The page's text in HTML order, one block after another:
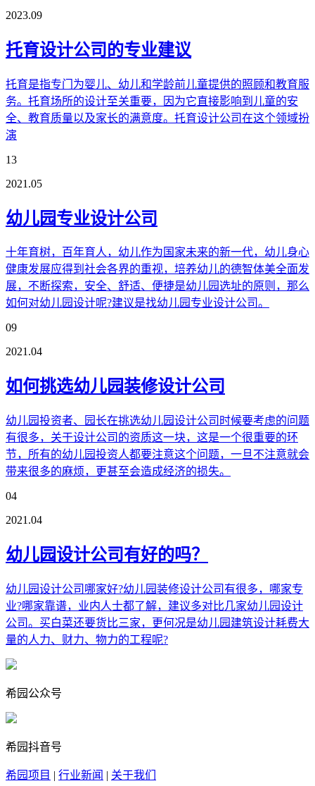
2023.09
托育设计公司的专业建议
托育是指专门为婴儿、幼儿和学龄前儿童提供的照顾和教育服
务。托育场所的设计至关重要，因为它直接影响到儿童的安
全、教育质量以及家长的满意度。托育设计公司在这个领域扮
演
13
2021.05
幼儿园专业设计公司
十年育树，百年育人，幼儿作为国家未来的新一代，幼儿身心
健康发展应得到社会各界的重视，培养幼儿的德智体美全面发
展，不断探索，安全、舒适、便捷是幼儿园选址的原则，那么
如何对幼儿园设计呢?建议是找幼儿园专业设计公司。
09
2021.04
如何挑选幼儿园装修设计公司
幼儿园投资者、园长在挑选幼儿园设计公司时候要考虑的问题
有很多，关于设计公司的资质这一块，这是一个很重要的环
节，所有的幼儿园投资人都要注意这个问题，一旦不注意就会
带来很多的麻烦，更甚至会造成经济的损失。
04
2021.04
幼儿园设计公司有好的吗？
幼儿园设计公司哪家好?幼儿园装修设计公司有很多，哪家专
业?哪家靠谱，业内人士都了解，建议多对比几家幼儿园设计
公司。买白菜还要货比三家，更何况是幼儿园建筑设计耗费大
量的人力、财力、物力的工程呢?
希园公众号
希园抖音号
希园项目 | 行业新闻 | 关于我们